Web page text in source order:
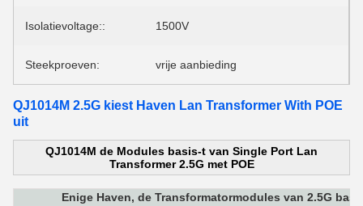
Isolatievoltage:: 1500V
Steekproeven: vrije aanbieding
QJ1014M 2.5G kiest Haven Lan Transformer With POE
uit
QJ1014M de Modules basis-t van Single Port Lan
Transformer 2.5G met POE
Enige Haven, de Transformatormodules van 2.5G